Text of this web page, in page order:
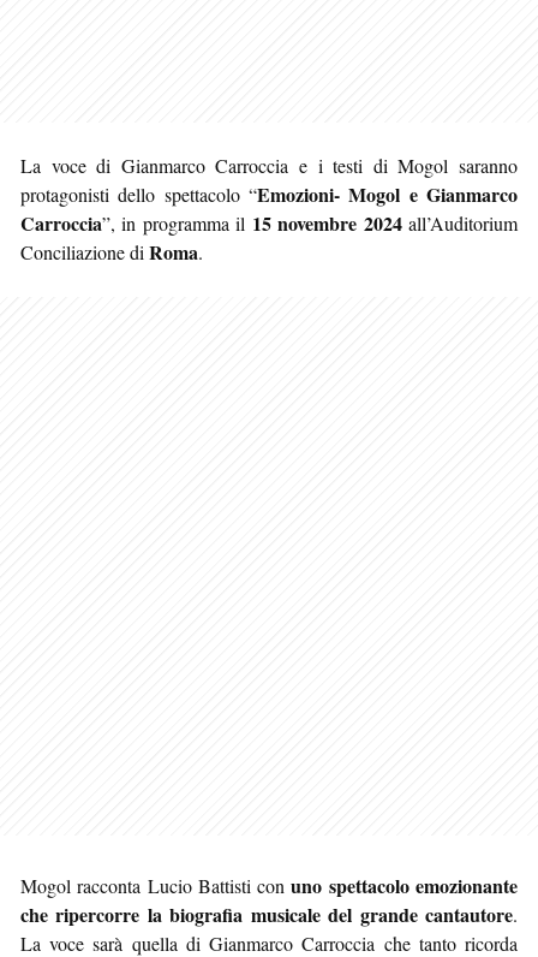
La voce di Gianmarco Carroccia e i testi di Mogol saranno
protagonisti dello spettacolo “Emozioni- Mogol e Gianmarco
Carroccia”, in programma il 15 novembre 2024all’Auditorium
Conciliazione di Roma.
Mogol racconta Lucio Battisti conuno spettacolo emozionante
che ripercorre la biografia musicale del grande cantautore.
La voce sarà quella di Gianmarco Carroccia che tanto ricorda